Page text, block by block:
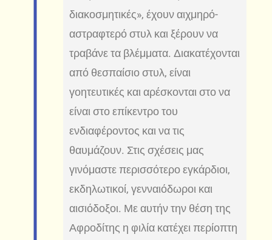
διακοσμητικές», έχουν αιχμηρό-
αστραφτερό στυλ και ξέρουν να
τραβάνε τα βλέμματα. Διακατέχονται
από θεσπαίσιο στυλ, είναι
γοητευτικές και αρέσκονται στο να
είναι στο επίκεντρο του
ενδιαφέροντος και να τις
θαυμάζουν. Στις σχέσεις μας
γινόμαστε περισσότερο εγκάρδιοι,
εκδηλωτικοί, γενναιόδωροι και
αισιόδοξοι. Με αυτήν την θέση της
Αφροδίτης η φιλία κατέχει περίοπτη